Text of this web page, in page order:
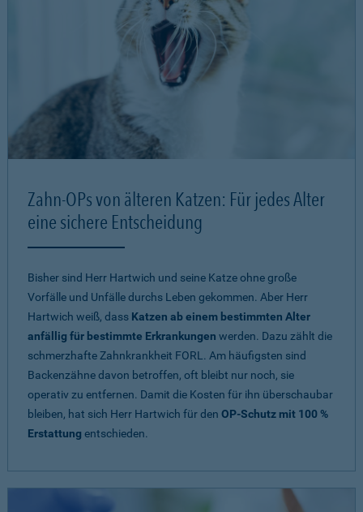
Zahn-OPs von älteren Katzen: Für jedes Alter
eine sichere Entscheidung
Bisher sind Herr Hartwich und seine Katze ohne große
Vorfälle und Unfälle durchs Leben gekommen. Aber Herr
Hartwich weiß, dass Katzen ab einem bestimmten Alter
anfällig für bestimmte Erkrankungen werden. Dazu zählt die
schmerzhafte Zahnkrankheit FORL. Am häufigsten sind
Backenzähne davon betroffen, oft bleibt nur noch, sie
operativ zu entfernen. Damit die Kosten für ihn überschaubar
bleiben, hat sich Herr Hartwich für den OP-Schutz mit 100 %
Erstattung entschieden.